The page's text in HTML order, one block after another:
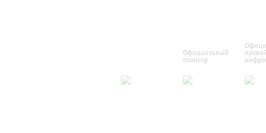
Официальный
спонсор